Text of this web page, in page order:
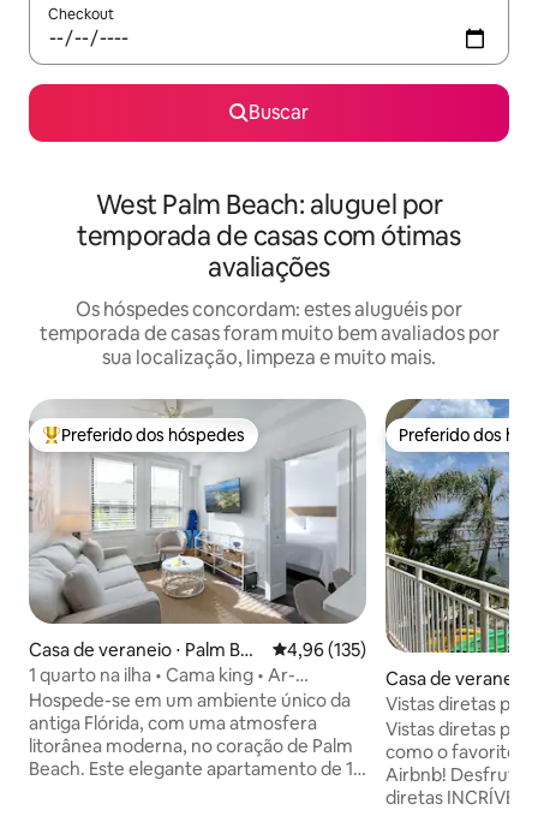
Checkout
Buscar
West Palm Beach: aluguel por
temporada de casas com ótimas
avaliações
Os hóspedes concordam: estes aluguéis por
temporada de casas foram muito bem avaliados por
sua localização, limpeza e muito mais.
Entre os melhores preferidos dos hóspedes
Preferido dos hóspedes
Casa de veraneio ⋅ Palm Bea
ch
4,96 de uma avaliação média de
4,96 (135)
1 quarto na ilha • Cama king • Ar-
condicionado no quarto •
Estacionamento
Hospede-se em um ambiente único da
antiga Flórida, com uma atmosfera
litorânea moderna, no coração de Palm
Beach. Este elegante apartamento de 1
Preferido dos
Preferido dos
Casa de veraneio
Vistas diretas
Bangalô BoHo na
Vistas diretas
como o favorito
Airbnb! Desfrute de vistas intracosteiras
diretas INCRÍVEIS! Quarto 👑 King com